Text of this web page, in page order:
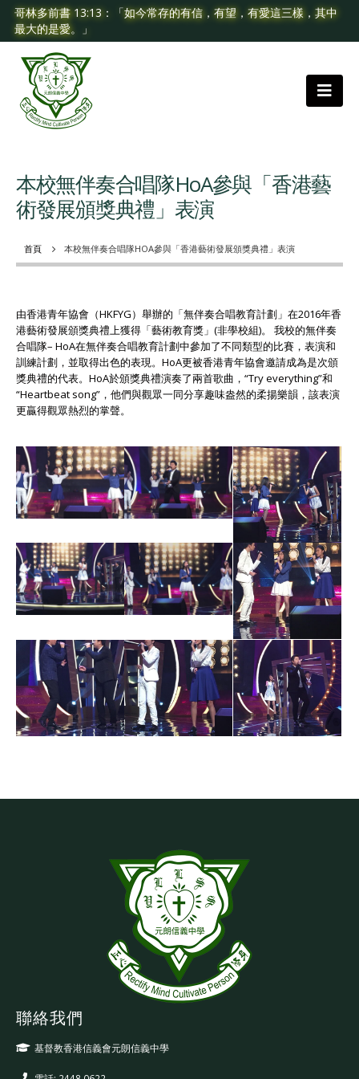
哥林多前書 13:13：「如今常存的有信，有望，有愛這三樣，其中
最大的是愛。」
首頁 本校無伴奏合唱隊HOA參與「香港藝術發展頒獎典禮」表演
本校無伴奏合唱隊HoA參與「香港藝
術發展頒獎典禮」表演
由香港青年協會（HKFYG）舉辦的「無伴奏合唱教育計劃」在2016年香
港藝術發展頒獎典禮上獲得「藝術教育獎」(非學校組)。 我校的無伴奏
合唱隊– HoA在無伴奏合唱教育計劃中參加了不同類型的比賽，表演和
訓練計劃，並取得出色的表現。HoA更被香港青年協會邀請成為是次頒
獎典禮的代表。HoA於頒獎典禮演奏了兩首歌曲，“Try everything”和
“Heartbeat song”，他們與觀眾一同分享趣味盎然的柔揚樂韻，該表演
更贏得觀眾熱烈的掌聲。
聯絡我們
基督教香港信義會元朗信義中學